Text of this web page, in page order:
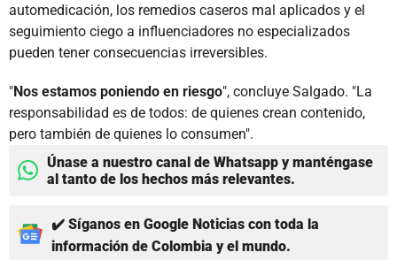
automedicación, los remedios caseros mal aplicados y el
seguimiento ciego a influenciadores no especializados
pueden tener consecuencias irreversibles.
"Nos estamos poniendo en riesgo", concluye Salgado. "La
responsabilidad es de todos: de quienes crean contenido,
pero también de quienes lo consumen".
Únase a nuestro canal de Whatsapp y manténgase
al tanto de los hechos más relevantes.
✔️ Síganos en Google Noticias con toda la
información de Colombia y el mundo.